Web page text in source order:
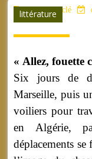
littérature
aucun mot clé
« Allez, fouette
Six jours de
Marseille, puis
voiliers pour
en Algérie,
déplacements se